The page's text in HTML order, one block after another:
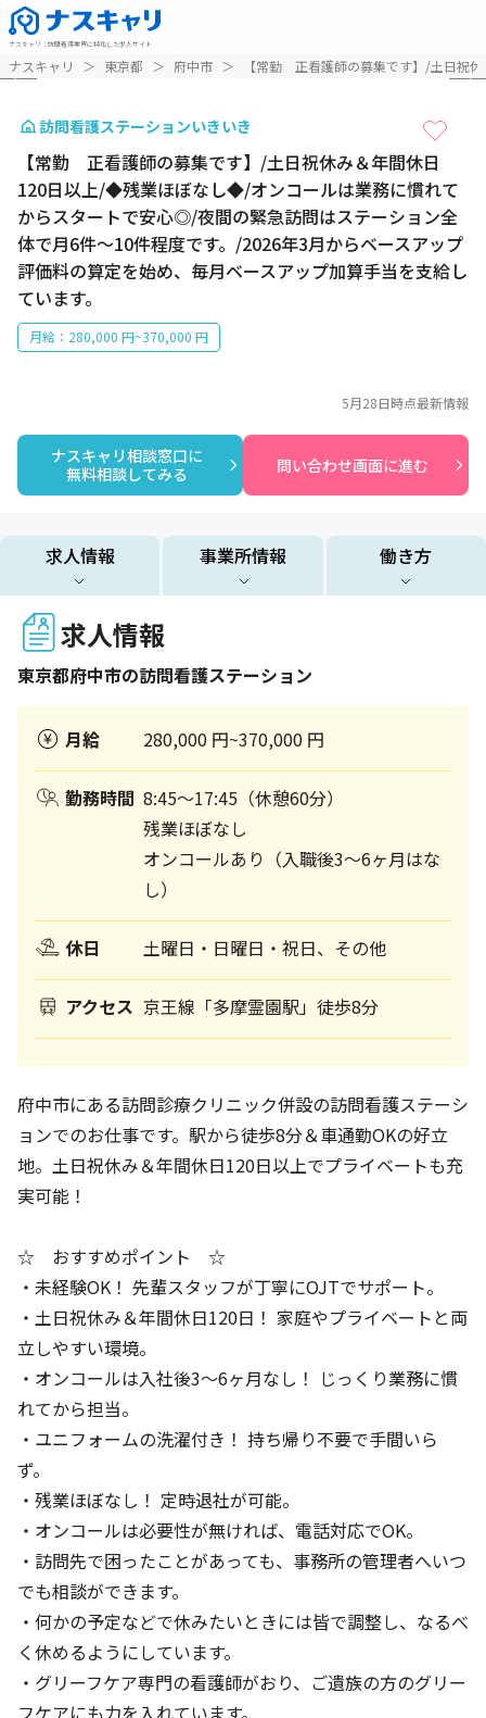
ナスキャリ ： 訪問看護業界に特化した求人サイト
ナスキャリ ＞ 東京都 ＞ 府中市 ＞ 【常勤 正看護師の募集です】/土日祝
訪問看護ステーションいきいき
【常勤 正看護師の募集です】/土日祝休み＆年間休日
120日以上/◆残業ほぼなし◆/オンコールは業務に慣れて
からスタートで安心◎/夜間の緊急訪問はステーション全
体で月6件～10件程度です。/2026年3月からベースアップ
評価料の算定を始め、毎月ベースアップ加算手当を支給し
ています。
月給：280,000 円~370,000 円
ナスキャリ相談窓口に
無料相談してみる
問い合わせ画面に進む
5月28日時点最新情報
求人情報 事業所情報 働き方
求人情報
東京都府中市の訪問看護ステーション
月給 280,000 円~370,000 円
勤務時間 8:45～17:45（休憩60分）
残業ほぼなし
オンコールあり（入職後3～6ヶ月はな
し）
休日 土曜日・日曜日・祝日、その他
アクセス 京王線「多摩霊園駅」徒歩8分
府中市にある訪問診療クリニック併設の訪問看護ステーシ
ョンでのお仕事です。駅から徒歩8分＆車通勤OKの好立
地。土日祝休み＆年間休日120日以上でプライベートも充
実可能！
☆ おすすめポイント ☆
・未経験OK！ 先輩スタッフが丁寧にOJTでサポート。
・土日祝休み＆年間休日120日！ 家庭やプライベートと両
立しやすい環境。
・オンコールは入社後3～6ヶ月なし！ じっくり業務に慣
れてから担当。
・ユニフォームの洗濯付き！ 持ち帰り不要で手間いら
ず。
・残業ほぼなし！ 定時退社が可能。
・オンコールは必要性が無ければ、電話対応でOK。
・訪問先で困ったことがあっても、事務所の管理者へいつ
でも相談ができます。
・何かの予定などで休みたいときには皆で調整し、なるべ
く休めるようにしています。
・グリーフケア専門の看護師がおり、ご遺族の方のグリー
フケアにも力を入れています。